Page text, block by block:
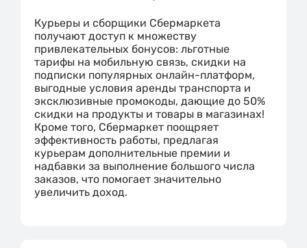
Курьеры и сборщики Сбермаркета
получают доступ к множеству
привлекательных бонусов: льготные
тарифы на мобильную связь, скидки на
подписки популярных онлайн-платформ,
выгодные условия аренды транспорта и
эксклюзивные промокоды, дающие до 50%
скидки на продукты и товары в магазинах!
Кроме того, Сбермаркет поощряет
эффективность работы, предлагая
курьерам дополнительные премии и
надбавки за выполнение большого числа
заказов, что помогает значительно
увеличить доход.